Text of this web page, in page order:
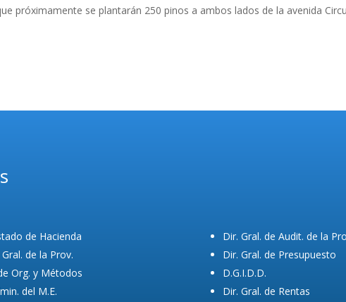
próximamente se plantarán 250 pinos a ambos lados de la avenida
de Hacienda
de la Prov.
Org. y Métodos
del M.E.
Dir. Gral. de Audit. de la
Dir. Gral. de Presupuesto
D.G.I.D.D.
Dir. Gral. de Rentas